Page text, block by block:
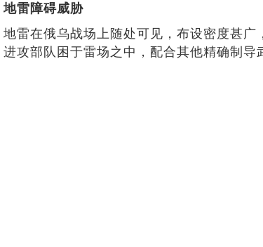
地雷障碍威胁
地雷在俄乌战场上随处可见，布设密度甚
进攻部队困于雷场之中，配合其他精确制导